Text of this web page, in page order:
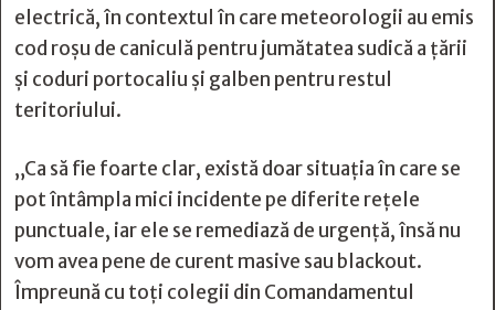
electrică, în contextul în care meteorologii au emis
cod roşu de caniculă pentru jumătatea sudică a ţării
şi coduri portocaliu şi galben pentru restul
teritoriului.
„Ca să fie foarte clar, există doar situaţia în care se
pot întâmpla mici incidente pe diferite reţele
punctuale, iar ele se remediază de urgenţă, însă nu
vom avea pene de curent masive sau blackout.
Împreună cu toţi colegii din Comandamentul